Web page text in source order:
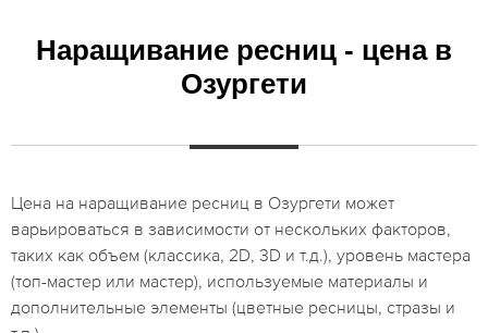
Наращивание ресниц - цена в
Озургети
Цена на наращивание ресниц в Озургети может
варьироваться в зависимости от нескольких факторов,
таких как объем (классика, 2D, 3D и т.д.), уровень мастера
(топ-мастер или мастер), используемые материалы и
дополнительные элементы (цветные ресницы, стразы и